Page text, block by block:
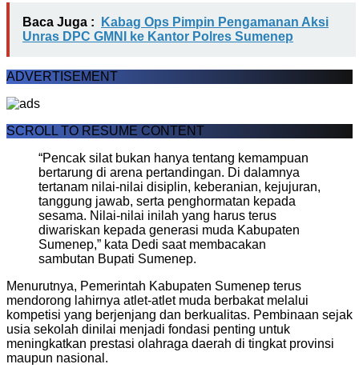
Baca Juga :
Kabag Ops Pimpin Pengamanan Aksi
Unras DPC GMNI ke Kantor Polres Sumenep
ADVERTISEMENT
SCROLL TO RESUME CONTENT
“Pencak silat bukan hanya tentang kemampuan
bertarung di arena pertandingan. Di dalamnya
tertanam nilai-nilai disiplin, keberanian, kejujuran,
tanggung jawab, serta penghormatan kepada
sesama. Nilai-nilai inilah yang harus terus
diwariskan kepada generasi muda Kabupaten
Sumenep,” kata Dedi saat membacakan
sambutan Bupati Sumenep.
Menurutnya, Pemerintah Kabupaten Sumenep terus
mendorong lahirnya atlet-atlet muda berbakat melalui
kompetisi yang berjenjang dan berkualitas. Pembinaan sejak
usia sekolah dinilai menjadi fondasi penting untuk
meningkatkan prestasi olahraga daerah di tingkat provinsi
maupun nasional.